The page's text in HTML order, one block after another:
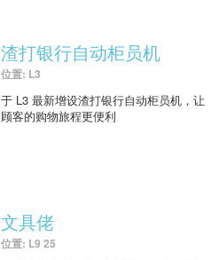
渣打银行自动柜员机
位置: L3
于 L3 最新增设渣打银行自动柜员机，让
顾客的购物旅程更便利
文具佬
位置: L9 25